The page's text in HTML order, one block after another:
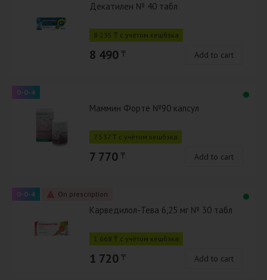
Декатилен № 40 табл
8 235 ₸ с учётом кешбэка
8 490 ₸ Add to cart
0-0-4
Маммин Форте №90 капсул
7 537 ₸ с учётом кешбэка
7 770 ₸ Add to cart
0-0-4 On prescription
Карведилол-Тева 6,25 мг № 30 табл
1 668 ₸ с учётом кешбэка
1 720 ₸ Add to cart